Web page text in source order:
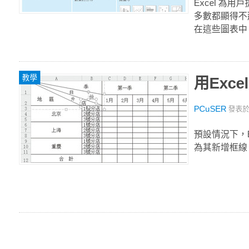
Excel 為用戶
多數都顯得
在這些圖表
教學 用
PCuSER 發表於
預設情況下
為其新增框線